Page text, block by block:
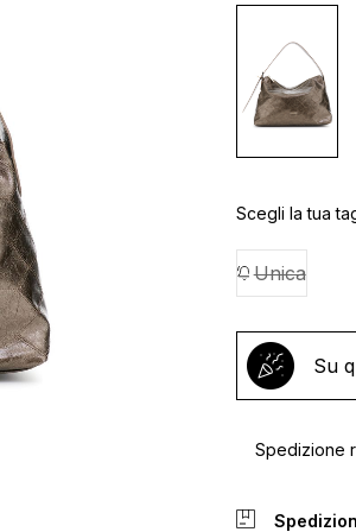
Scegli la tua
Unica
Su
Spedizione